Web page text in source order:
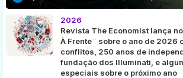
2026
Revista The Economist lança
À Frente¨ sobre o ano de 2026
conflitos, 250 anos de
fundação dos Illuminati, e
especiais sobre o próximo ano